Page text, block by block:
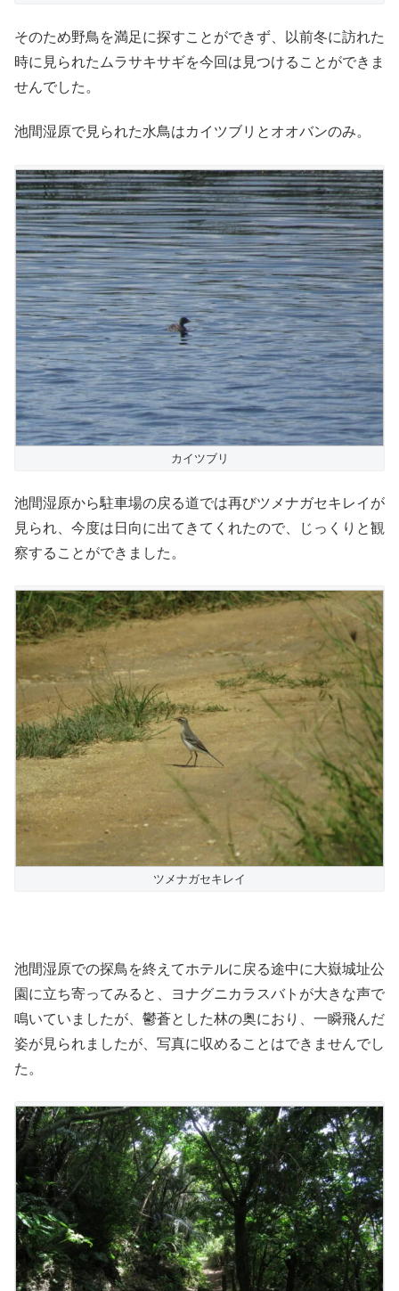
そのため野鳥を満足に探すことができず、以前冬に訪れた
時に見られたムラサキサギを今回は見つけることができま
せんでした。
池間湿原で見られた水鳥はカイツブリとオオバンのみ。
カイツブリ
池間湿原から駐車場の戻る道では再びツメナガセキレイが
見られ、今度は日向に出てきてくれたので、じっくりと観
察することができました。
ツメナガセキレイ
池間湿原での探鳥を終えてホテルに戻る途中に大嶽城址公
園に立ち寄ってみると、ヨナグニカラスバトが大きな声で
鳴いていましたが、鬱蒼とした林の奥におり、一瞬飛んだ
姿が見られましたが、写真に収めることはできませんでし
た。